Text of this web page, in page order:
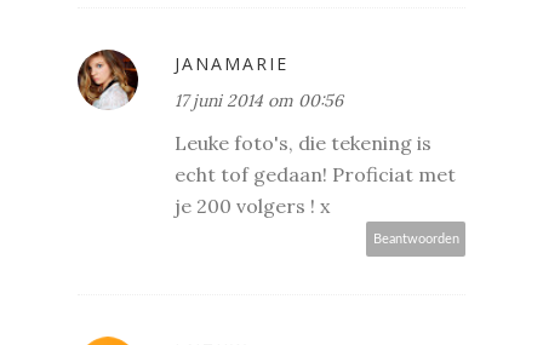
JANAMARIE
17 juni 2014 om 00:56
Leuke foto's, die tekening is
echt tof gedaan! Proficiat met
je 200 volgers ! x
Beantwoorden